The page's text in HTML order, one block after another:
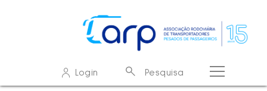
Login Pesquisa
O que procura?